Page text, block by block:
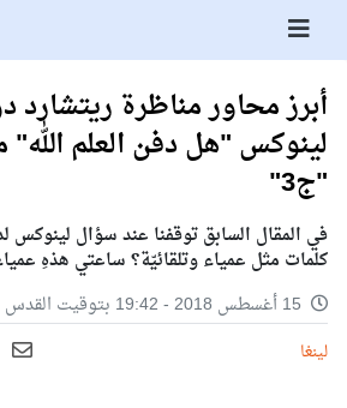
أبرز محاور مناظرة
لينوكس "هل دفن العلم الله"
"ج3"
في المقال السابق توقفنا عند سؤال لينوكس
كلمات مثل عمياء وتلقائيّة؟ ساعتي هذهِ
لينغا